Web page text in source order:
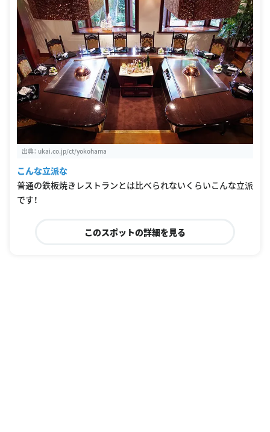
出典： ukai.co.jp/ct/yokohama
こんな立派な
普通の鉄板焼きレストランとは比べられないくらいこんな立派
です！
このスポットの詳細を見る